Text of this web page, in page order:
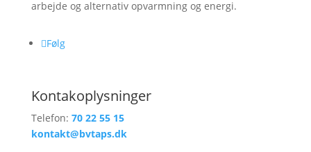
arbejde og alternativ opvarmning og energi.
Følg
Kontakoplysninger
Telefon: 70 22 55 15
kontakt@bvtaps.dk